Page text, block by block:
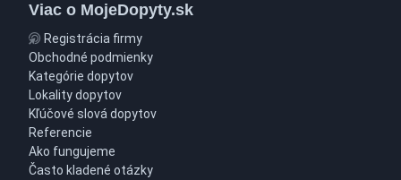
Viac o MojeDopyty.sk
Registrácia firmy
Obchodné podmienky
Kategórie dopytov
Lokality dopytov
Kľúčové slová dopytov
Referencie
Ako fungujeme
Často kladené otázky